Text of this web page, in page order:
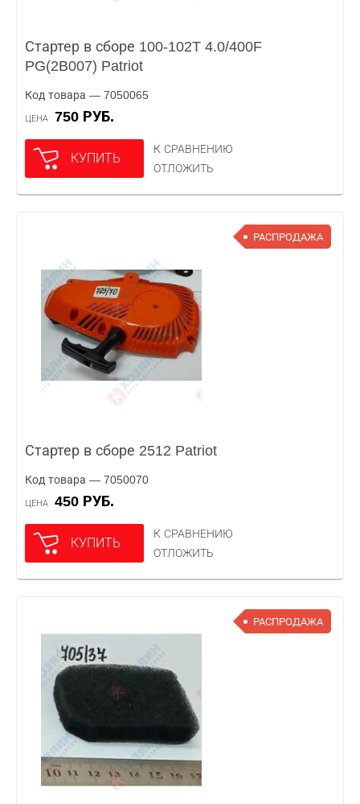
Стартер в сборе 100-102T 4.0/400F
PG(2B007) Patriot
Код товара — 7050065
ЦЕНА 750 РУБ.
КУПИТЬ
К СРАВНЕНИЮ
ОТЛОЖИТЬ
РАСПРОДАЖА
Стартер в сборе 2512 Patriot
Код товара — 7050070
ЦЕНА 450 РУБ.
КУПИТЬ
К СРАВНЕНИЮ
ОТЛОЖИТЬ
РАСПРОДАЖА